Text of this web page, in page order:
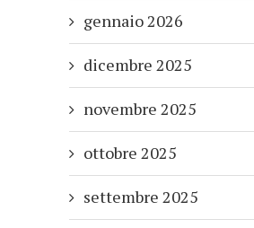
gennaio 2026
dicembre 2025
novembre 2025
ottobre 2025
settembre 2025